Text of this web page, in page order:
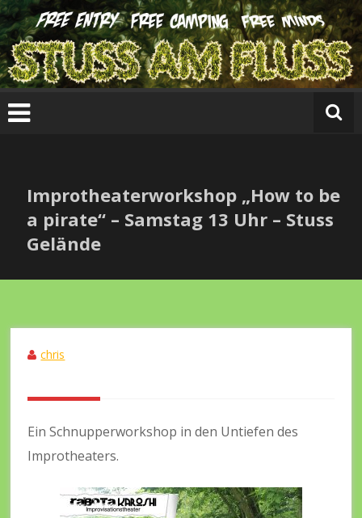
Zum
Inhalt
springen
St
u
u
s
s
2
0
(A
rc
v)
Improtheaterworkshop „How to be
a pirate“ – Samstag 13 Uhr – Stuss
Gelände
chris
Ein Schnupperworkshop in den Untiefen des
Improtheaters.